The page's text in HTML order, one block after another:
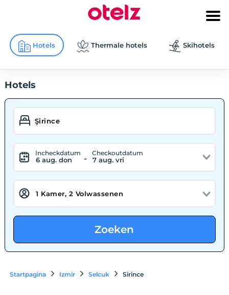
Hotels Thermale hotels Skihotels
Hotels
Incheckdatum
6 aug. don -
Checkoutdatum
7 aug. vri
Zoeken
Startpagina Izmir Selcuk Sirince